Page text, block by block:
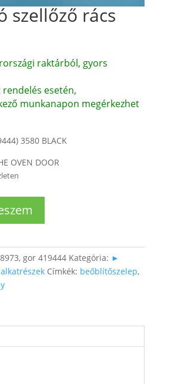
szellőző rács
raktárból, gyors
esetén,
munkanapon megérkezhet
3580 BLACK
OVEN DOOR
gor 419444 Kategória: ►
Címkék: beőblítőszelep,